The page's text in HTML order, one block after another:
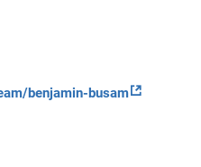
benjamin-busam